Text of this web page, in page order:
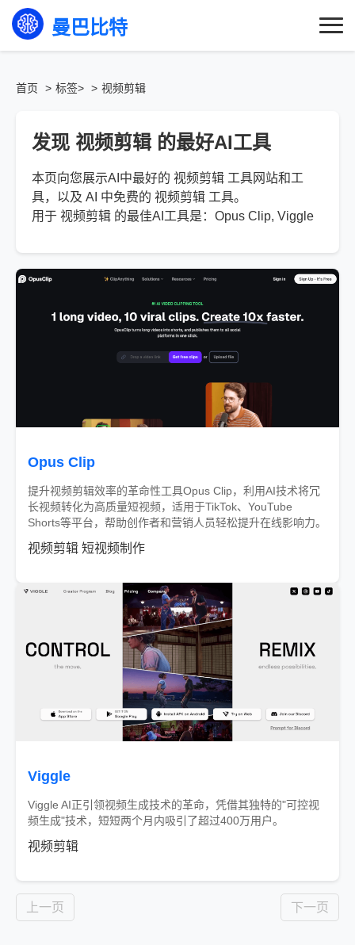
曼巴比特
首页 标签> 视频剪辑
发现 视频剪辑 的最好AI工具
本页向您展示AI中最好的 视频剪辑 工具网站和工
具，以及 AI 中免费的 视频剪辑 工具。
用于 视频剪辑 的最佳AI工具是：Opus Clip, Viggle
Opus Clip
提升视频剪辑效率的革命性工具Opus Clip，利用AI技术将冗
长视频转化为高质量短视频，适用于TikTok、YouTube
Shorts等平台，帮助创作者和营销人员轻松提升在线影响力。
视频剪辑 短视频制作
Viggle
Viggle AI正引领视频生成技术的革命，凭借其独特的"可控视
频生成"技术，短短两个月内吸引了超过400万用户。
视频剪辑
上一页 下一页